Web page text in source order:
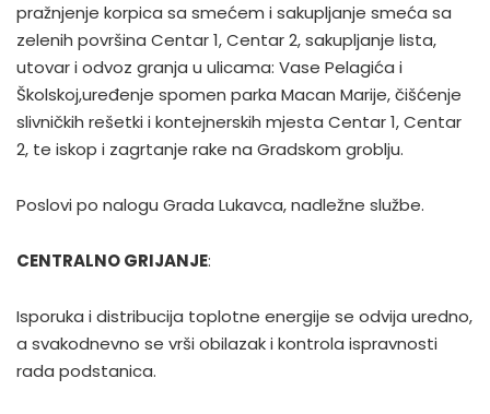
pražnjenje korpica sa smećem i sakupljanje smeća sa
zelenih površina Centar 1, Centar 2, sakupljanje lista,
utovar i odvoz granja u ulicama: Vase Pelagića i
Školskoj,uređenje spomen parka Macan Marije, čišćenje
slivničkih rešetki i kontejnerskih mjesta Centar 1, Centar
2, te iskop i zagrtanje rake na Gradskom groblju.
Poslovi po nalogu Grada Lukavca, nadležne službe.
CENTRALNO GRIJANJE:
Isporuka i distribucija toplotne energije se odvija uredno,
a svakodnevno se vrši obilazak i kontrola ispravnosti
rada podstanica.